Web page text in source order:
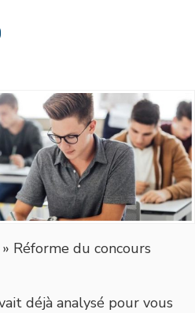
» Réforme du concours
déjà analysé pour vous